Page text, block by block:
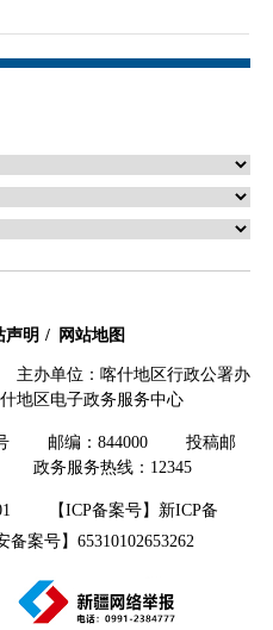
声明 网站地图
办单位：喀什地区行政公署办
区电子政务服务中心
号 邮编：844000 投稿邮
政务服务热线：12345
【ICP备案号】新ICP备
备案号】65310102653262